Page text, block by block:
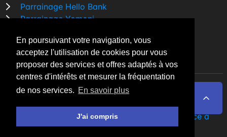
En poursuivant votre navigation, vous
acceptez l'utilisation de cookies pour vous
proposer des services et offres adaptés à vos
centres d'intérêts et mesurer la fréquentation
de nos services. En savoir plus
J'ai compris
Parrainage Hello Bank
Parrainage Yomoni
Comparatif banque
By Night v5.7.3| © 2026 - Tous droits réservés
par undéveloppeur Web Freelance à
Toulouse